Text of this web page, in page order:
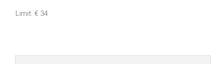
Limit: € 34